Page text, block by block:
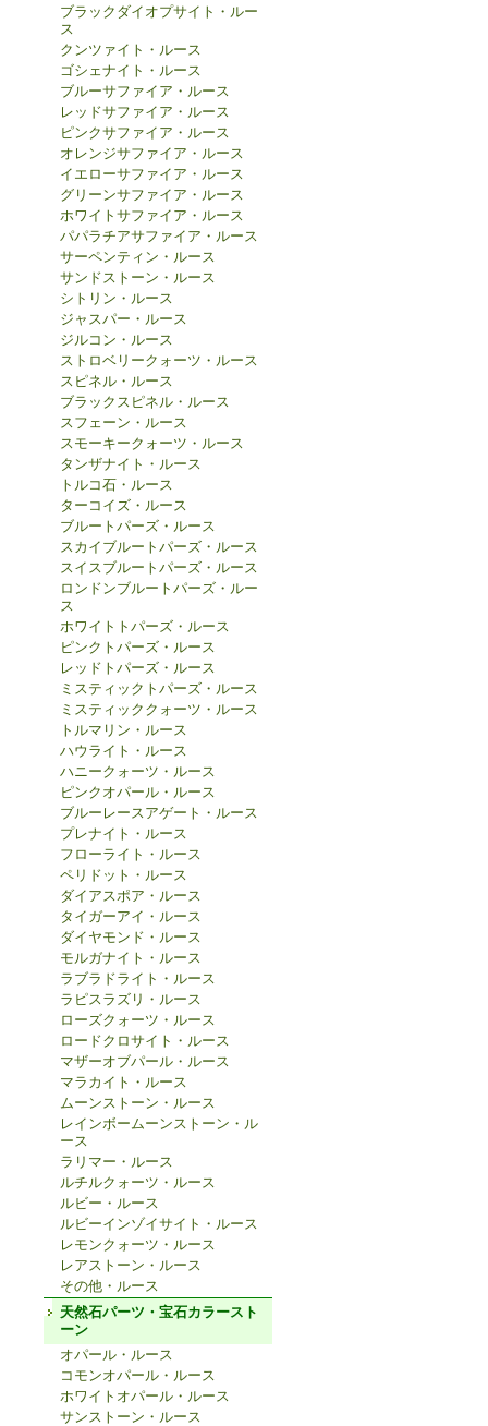
ブラックダイオプサイト・ルー
ス
クンツァイト・ルース
ゴシェナイト・ルース
ブルーサファイア・ルース
レッドサファイア・ルース
ピンクサファイア・ルース
オレンジサファイア・ルース
イエローサファイア・ルース
グリーンサファイア・ルース
ホワイトサファイア・ルース
パパラチアサファイア・ルース
サーペンティン・ルース
サンドストーン・ルース
シトリン・ルース
ジャスパー・ルース
ジルコン・ルース
ストロベリークォーツ・ルース
スピネル・ルース
ブラックスピネル・ルース
スフェーン・ルース
スモーキークォーツ・ルース
タンザナイト・ルース
トルコ石・ルース
ターコイズ・ルース
ブルートパーズ・ルース
スカイブルートパーズ・ルース
スイスブルートパーズ・ルース
ロンドンブルートパーズ・ルー
ス
ホワイトトパーズ・ルース
ピンクトパーズ・ルース
レッドトパーズ・ルース
ミスティックトパーズ・ルース
ミスティッククォーツ・ルース
トルマリン・ルース
ハウライト・ルース
ハニークォーツ・ルース
ピンクオパール・ルース
ブルーレースアゲート・ルース
プレナイト・ルース
フローライト・ルース
ペリドット・ルース
ダイアスポア・ルース
タイガーアイ・ルース
ダイヤモンド・ルース
モルガナイト・ルース
ラブラドライト・ルース
ラピスラズリ・ルース
ローズクォーツ・ルース
ロードクロサイト・ルース
マザーオブパール・ルース
マラカイト・ルース
ムーンストーン・ルース
レインボームーンストーン・ル
ース
ラリマー・ルース
ルチルクォーツ・ルース
ルビー・ルース
ルビーインゾイサイト・ルース
レモンクォーツ・ルース
レアストーン・ルース
その他・ルース
天然石パーツ・宝石カラースト
ーン
オパール・ルース
コモンオパール・ルース
ホワイトオパール・ルース
サンストーン・ルース